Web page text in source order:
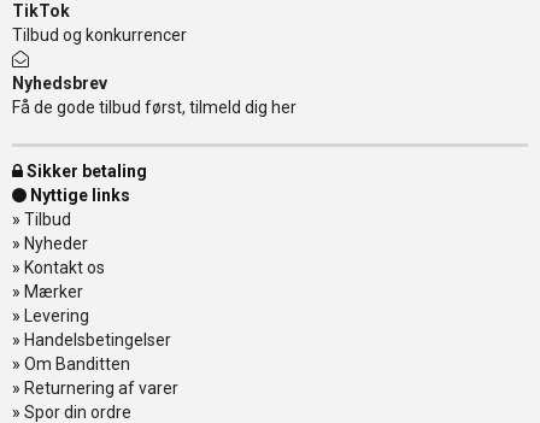
TikTok
Tilbud og konkurrencer
Nyhedsbrev
Få de gode tilbud først, tilmeld dig her
Sikker betaling
Nyttige links
» Tilbud
» Nyheder
» Kontakt os
» Mærker
» Levering
» Handelsbetingelser
» Om Banditten
» Returnering af varer
» Spor din ordre